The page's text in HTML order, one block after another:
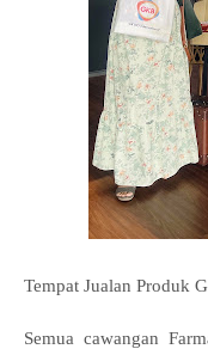
Tempat Jualan Produk
Semua cawangan